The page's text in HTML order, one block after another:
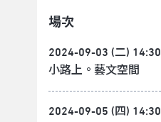
場次
2024-09-03 (二) 14:30
小路上。藝文空間
2024-09-05 (四) 14:30